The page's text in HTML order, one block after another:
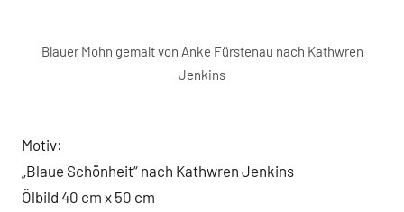
Blauer Mohn gemalt von Anke Fürstenau nach Kathwren
Jenkins
Motiv:
„Blaue Schönheit“ nach Kathwren Jenkins
Ölbild 40 cm x 50 cm